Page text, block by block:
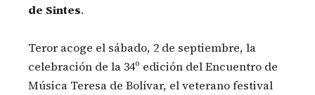
de Sintes.
Teror acoge el sábado, 2 de septiembre, la
celebración de la 34º edición del Encuentro de
Música Teresa de Bolívar, el veterano festival